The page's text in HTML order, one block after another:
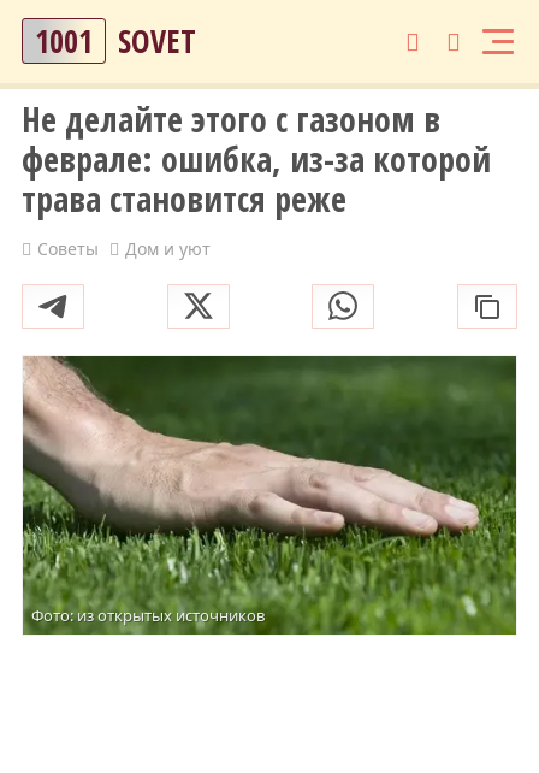
1001 SOVET
Не делайте этого с газоном в
феврале: ошибка, из-за которой
трава становится реже
Советы Дом и уют
Фото: из открытых источников